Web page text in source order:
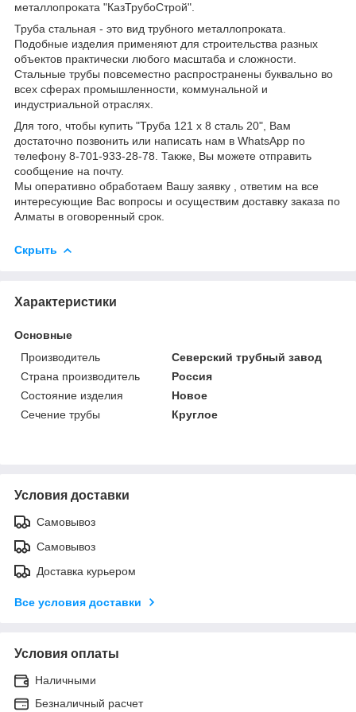
металлопроката "КазТрубоСтрой".
Труба стальная - это вид трубного металлопроката.
Подобные изделия применяют для строительства разных
объектов практически любого масштаба и сложности.
Стальные трубы повсеместно распространены буквально во
всех сферах промышленности, коммунальной и
индустриальной отраслях.
Для того, чтобы купить "Труба 121 х 8 сталь 20", Вам
достаточно позвонить или написать нам в WhatsApp по
телефону 8-701-933-28-78. Также, Вы можете отправить
сообщение на почту.
Мы оперативно обработаем Вашу заявку , ответим на все
интересующие Вас вопросы и осуществим доставку заказа по
Алматы в оговоренный срок.
Скрыть
Характеристики
Основные
Производитель
Северский трубный завод
Страна производитель
Россия
Состояние изделия
Новое
Сечение трубы
Круглое
Условия доставки
Самовывоз
Самовывоз
Доставка курьером
Все условия доставки
Условия оплаты
Наличными
Безналичный расчет